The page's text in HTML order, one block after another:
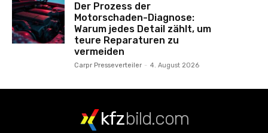
Der Prozess der
Motorschaden-Diagnose:
Warum jedes Detail zählt, um
teure Reparaturen zu
vermeiden
Carpr Presseverteiler - 4. August 2026
kfzbild.com